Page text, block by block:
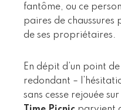
fantôme, ou ce
paires de chaussures
de ses propriétaires.
En dépit d’un point
redondant –
sans cesse rejouée